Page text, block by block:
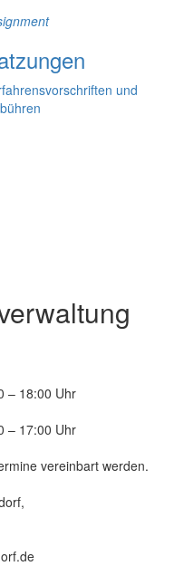
und
– 18:00 Uhr
– 17:00 Uhr
vereinbart werden.